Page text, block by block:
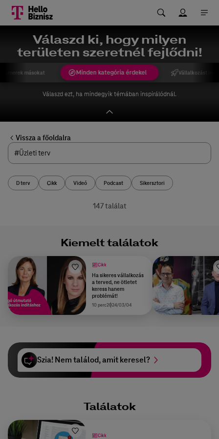
Válaszd ki, hogy milyen
területen szeretnél fejlődni!
Minden kategória érdekel Vállalkozást
másokat
Válaszd ezt, ha mindegyik témában inspirálódnál.
Vissza a főoldalra
D terv Cikk Videó Podcast Sikersztori
147 találat
Kiemelt találatok
Cikk
Ha sikeres vállalkozás
a terved, ne ötletet
keress hanem
problémát!
10 perc2024/03/04
Szia! Nem találod, amit keresel?
Találatok
Cikk